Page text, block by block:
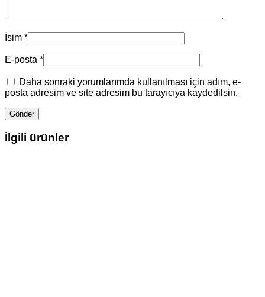
İsim *
E-posta *
Daha sonraki yorumlarımda kullanılması için adım, e-
posta adresim ve site adresim bu tarayıcıya kaydedilsin.
İlgili ürünler